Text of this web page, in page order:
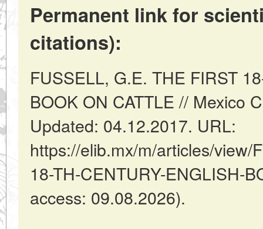
Permanent link for
citations):
FUSSELL, G.E. THE FIRST
BOOK ON CATTLE // Mexico
Updated: 04.12.2017. URL:
https://elib.mx/m/articles/view/
18-TH-CENTURY-ENGLISH-
access: 09.08.2026).